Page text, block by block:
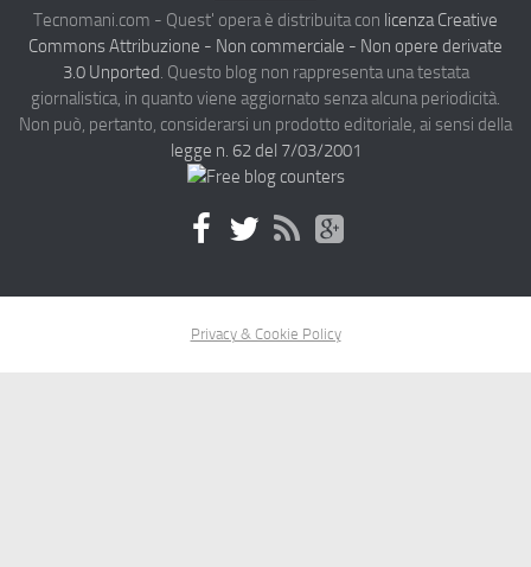
Tecnomani.com - Quest' opera è distribuita con licenza Creative
Commons Attribuzione - Non commerciale - Non opere derivate
3.0 Unported. Questo blog non rappresenta una testata
giornalistica, in quanto viene aggiornato senza alcuna periodicità.
Non può, pertanto, considerarsi un prodotto editoriale, ai sensi della
legge n. 62 del 7/03/2001
Privacy & Cookie Policy